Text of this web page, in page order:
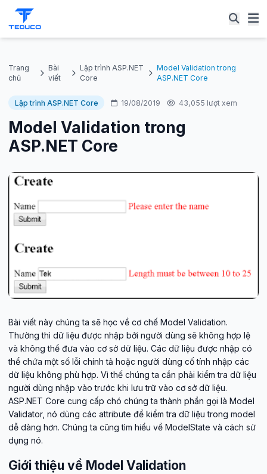
Trang
chủ
Bài
viết
Lập trình ASP.NET
Core
Model Validation trong
ASP.NET Core
Lập trình ASP.NET Core 19/08/2019 43,055 lượt xem
Model Validation trong
ASP.NET Core
Bài viết này chúng ta sẽ học về cơ chế Model Validation.
Thường thì dữ liệu được nhập bởi người dùng sẽ không hợp lệ
và không thể đưa vào cơ sở dữ liệu. Các dữ liệu được nhập có
thể chứa một số lỗi chính tả hoặc người dùng cố tính nhập các
dữ liệu không phù hợp. Vì thế chúng ta cần phải kiểm tra dữ liệu
người dùng nhập vào trước khi lưu trữ vào cơ sở dữ liệu.
ASP.NET Core cung cấp chó chúng ta thành phần gọi là Model
Validator, nó dùng các attribute để kiểm tra dữ liệu trong model
dễ dàng hơn. Chúng ta cũng tìm hiểu về ModelState và cách sử
dụng nó.
Giới thiệu về Model Validation